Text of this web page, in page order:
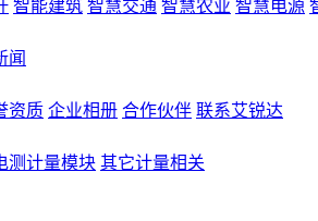
智能建筑 智慧交通 智慧农业 智慧电源
闻
资质 企业相册 合作伙伴 联系艾锐达
测计量模块 其它计量相关